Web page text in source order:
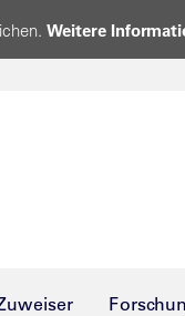
Weitere